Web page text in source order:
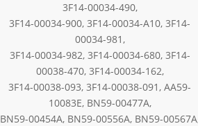
3F14-00034-490,
3F14-00034-900, 3F14-00034-A10, 3F14-
00034-981,
3F14-00034-982, 3F14-00034-680, 3F14-
00038-470, 3F14-00034-162,
3F14-00038-093, 3F14-00038-091, AA59-
10083E, BN59-00477A,
BN59-00454A, BN59-00556A, BN59-